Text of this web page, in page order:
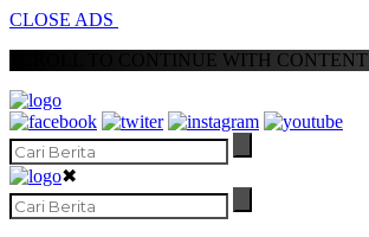
CLOSE ADS
SCROLL TO CONTINUE WITH CONTENT
✖